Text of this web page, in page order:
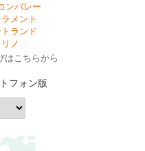
ンバレー
メント
ランド
ノ
はこちらから
フォン版